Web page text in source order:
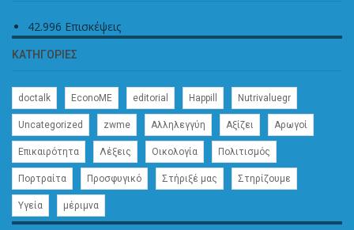
42.996 Επισκέψεις
ΚΑΤΗΓΟΡΊΕΣ
doctalk EconoME editorial Happill Nutrivaluegr
Uncategorized zwme Αλληλεγγύη Αξίζει Αρωγοί
Επικαιρότητα Λέξεις Οικολογία Πολιτισμός
Πορτραίτα Προσφυγικό Στήριξέ μας Στηρίζουμε
Υγεία μέριμνα